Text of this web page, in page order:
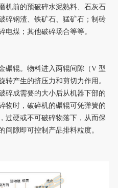
机前的预破碎水泥熟料、石灰石
碎钢渣、铁矿石、猛矿石；制砖
电煤；其他破碎场合等等。
碾辊。物料进入两辊间隙（V 型
转产生的挤压力和剪切力作用。
碎成需要的大小后从机器下部的
物时，破碎机的碾辊可凭弹簧的
过硬或不可破碎物落下，从而保
间隙即可控制产品排料粒度。